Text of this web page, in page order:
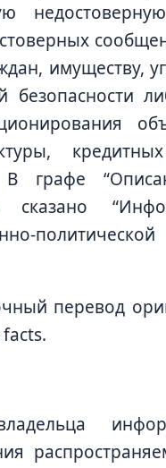
имуществу,
графе
перевод